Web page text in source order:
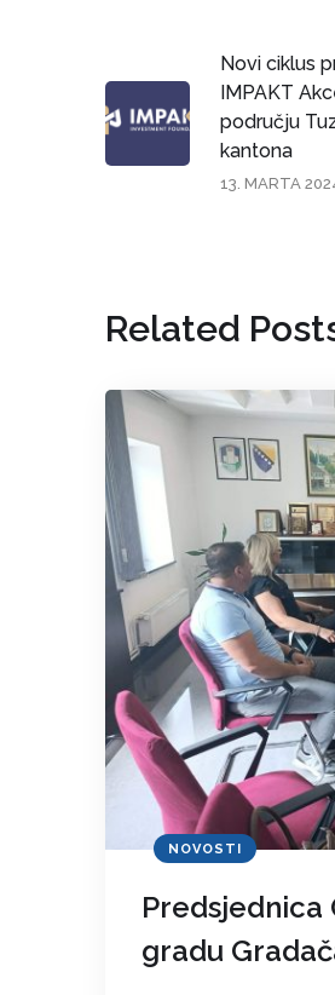
Novi ciklus
IMPAKT
području
kantona
13. MARTA
Related
NOVOSTI
Predsjednica
gradu